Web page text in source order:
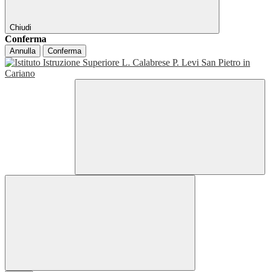
Chiudi
Conferma
Annulla Conferma